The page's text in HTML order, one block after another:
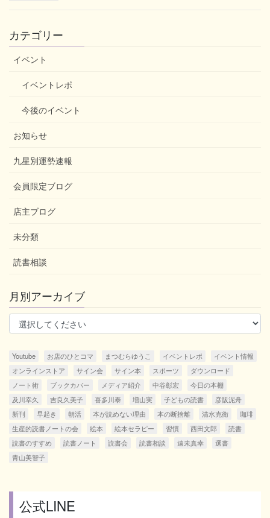
カテゴリー
イベント
イベントレポ
今後のイベント
お知らせ
九星別運勢速報
会員限定ブログ
店主ブログ
未分類
読書相談
月別アーカイブ
Youtube お店のひとコマ まつむらゆうこ イベントレポ
イベント情報
オンラインストア
サイン会 サイン本 スポーツ
ダウンロード
ノート術
ブックカバー メディア紹介 中谷彰宏
今日の本棚
及川幸久
吉良久美子 喜多川泰 増山実 子どもの読書
彦阪泥舟
新刊
早起き 朝活 本が読めない理由 本の断捨離 清水克衛
珈琲
生産的読書ノートの会
絵本 絵本セラピー 習慣 西田文郎
読書
読書のすすめ
読書ノート 読書会 読書相談 遠未真幸
選書
青山美智子
公式LINE